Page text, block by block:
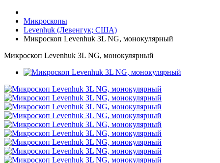
Микроскопы
Levenhuk (Левенгук; США)
Микроскоп Levenhuk 3L NG, монокулярный
Микроскоп Levenhuk 3L NG, монокулярный